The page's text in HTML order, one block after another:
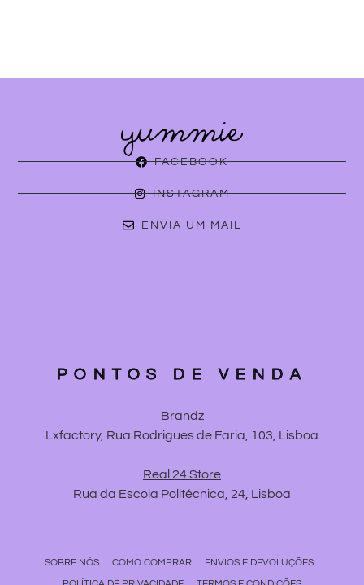
FACEBOOK
INSTAGRAM
ENVIA UM MAIL
PONTOS DE VENDA
Brandz
Lxfactory, Rua Rodrigues de Faria, 103, Lisboa
Real 24 Store
Rua da Escola Politécnica, 24, Lisboa
SOBRE NÓS COMO COMPRAR
ENVIOS E DEVOLUÇÕES